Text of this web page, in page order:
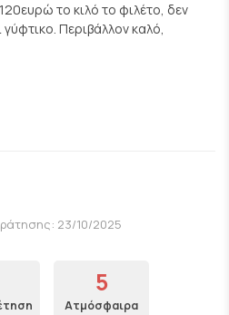
το κιλό το φιλέτο, δεν
γύφτικο. Περιβάλλον καλό,
23/10/2025
5
Ατμόσφαιρα